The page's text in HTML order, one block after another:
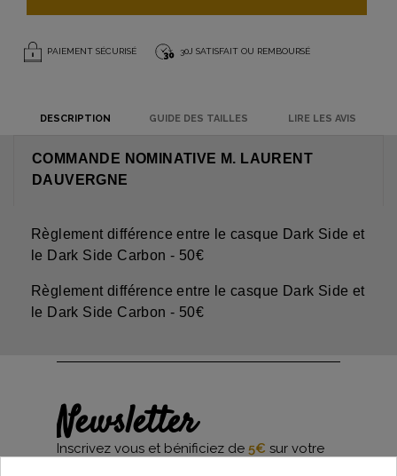
PAIEMENT SÉCURISÉ 30J SATISFAIT OU REMBOURSÉ
DESCRIPTION GUIDE DES TAILLES LIRE LES AVIS
COMMANDE NOMINATIVE M. LAURENT
DAUVERGNE
Règlement différence entre le casque Dark Side et
le Dark Side Carbon - 50€
Règlement différence entre le casque Dark Side et
le Dark Side Carbon - 50€
Newsletter
Inscrivez vous et bénificiez de 5€ sur votre